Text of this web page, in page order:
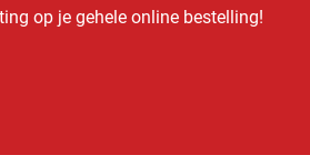
op je gehele online bestelling!